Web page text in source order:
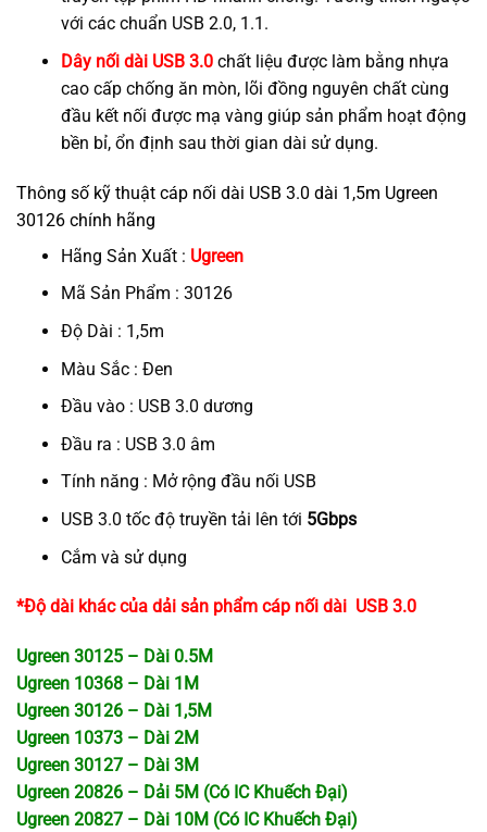
với các chuẩn USB 2.0, 1.1.
Dây nối dài USB 3.0chất liệu được làm bằng nhựa
cao cấp chống ăn mòn, lõi đồng nguyên chất cùng
đầu kết nối được mạ vàng giúp sản phẩm hoạt động
bền bỉ, ổn định sau thời gian dài sử dụng.
Thông số kỹ thuật cáp nối dài USB 3.0 dài 1,5m Ugreen
30126 chính hãng
Hãng Sản Xuất : Ugreen
Mã Sản Phẩm : 30126
Độ Dài : 1,5m
Màu Sắc : Đen
Đầu vào : USB 3.0 dương
Đầu ra : USB 3.0 âm
Tính năng : Mở rộng đầu nối USB
USB 3.0 tốc độ truyền tải lên tới 5Gbps
Cắm và sử dụng
*Độ dài khác của dải sản phẩm cáp nối dài USB 3.0
Ugreen 30125 – Dài 0.5M
Ugreen 10368 – Dài 1M
Ugreen 30126 – Dài 1,5M
Ugreen 10373 – Dài 2M
Ugreen 30127 – Dài 3M
Ugreen 20826 – Dải 5M (Có IC Khuếch Đại)
Ugreen 20827 – Dài 10M (Có IC Khuếch Đại)